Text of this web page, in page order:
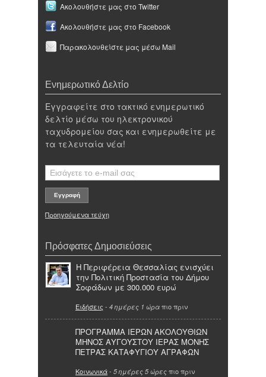
Ακολουθήστε μας στο Twitter
Ακολουθήστε μας στο Facebook
Παρακολουθείστε μας μέσω Mail
Ενημερωτικό Δελτίο
Εγγραφείτε στο τακτικό ενημερωτικό
δελτίο μέσω του ηλεκτρονικού
ταχυδρομείου σας και ενημερωθείτε με
τα τελευταία νέα!
Προηγούμενα τεύχη
Πρόσφατες Δημοσιεύσεις
Η Περιφέρεια Θεσσαλίας ενισχύει
την Πολιτική Προστασία του Δήμου
Σοφάδων με 300.000 ευρώ
Ειδήσεις - 4 ημέρες 1 ώρα πιο πριν
ΠΡΟΓΡΑΜΜΑ ΙΕΡΩΝ ΑΚΟΛΟΥΘΙΩΝ
ΜΗΝΟΣ ΑΥΓΟΥΣΤΟΥ ΙΕΡΑΣ ΜΟΝΗΣ
ΠΕΤΡΑΣ ΚΑΤΑΦΥΓΙΟΥ ΑΓΡΑΦΩΝ
Κοινωνικά- 5 ημέρες 5 ώρες πιο πριν